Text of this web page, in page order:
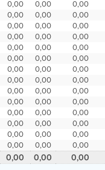
0,00 0,00
0,00
0,00 0,00
0,00
0,00 0,00
0,00
0,00 0,00
0,00
0,00 0,00
0,00
0,00 0,00
0,00
0,00 0,00
0,00
0,00 0,00
0,00
0,00 0,00
0,00
0,00 0,00
0,00
0,00 0,00
0,00
0,00 0,00
0,00
0,00 0,00
0,00
0,00 0,00 0,00
0,00 0,00 0,00